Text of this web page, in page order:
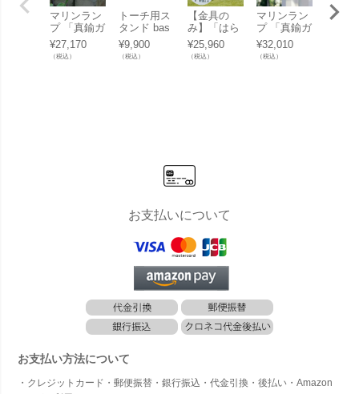
マリンラン
プ 「真鍮ガ
ーデンライ
ト BH1000
クリアガラ
¥27,170
（税込）
トーチ用ス
タンド bas
e 「blomus
ブロムス B
ASO 65046
¥9,900
（税込）
【金具の
み】「はら
っぱBASE
用金具（木
材無し）※
¥25,960
（税込）
マリンラン
プ 「真鍮ガ
ーデンライ
ト BR5000
クリアガラ
¥32,010
（税込）
ドア
お支払いについて
お支払い方法について
・クレジットカード・郵便振替・銀行振込・代金引換・後払い・Amazon